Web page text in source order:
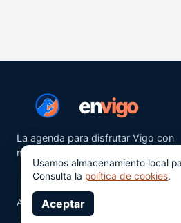
envigo
La agenda para disfrutar Vigo con
más ganas.
Aviso legalPrivacidad
Usamos almacenamiento local
Consulta la política de cookies.
Aceptar